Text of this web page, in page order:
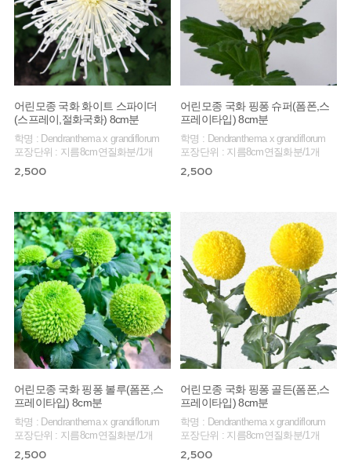
어린모종 국화 화이트 스파이더
(스프레이,절화국화) 8cm분
학명 : Dendranthema x grandiflorum
포장단위 : 지름8cm연질화분/1개
2,500
어린모종 국화 핑퐁 슈퍼(폼폰,스
프레이타입) 8cm분
학명 : Dendranthema x grandiflorum
포장단위 : 지름8cm연질화분/1개
2,500
어린모종 국화 핑퐁 볼루(폼폰,스
프레이타입) 8cm분
학명 : Dendranthema x grandiflorum
포장단위 : 지름8cm연질화분/1개
2,500
어린모종 국화 핑퐁 골든(폼폰,스
프레이타입) 8cm분
학명 : Dendranthema x grandiflorum
포장단위 : 지름8cm연질화분/1개
2,500